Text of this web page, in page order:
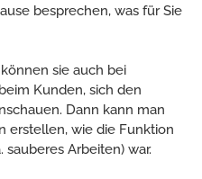
besprechen, was für Sie
sie auch bei
Kunden, sich den
Dann kann man
erstellen, wie die Funktion
sauberes Arbeiten) war.